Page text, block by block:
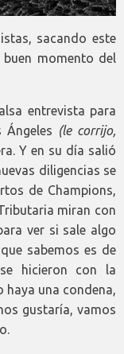
sacando este
momento del
entrevista para
(le corrijo,
Y en su día salió
diligencias se
de Champions,
miran con
ver si sale algo
sabemos es de
hicieron con la
haya una condena,
gustaría, vamos